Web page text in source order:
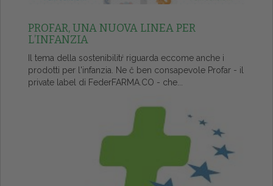
PROFAR, UNA NUOVA LINEA PER
L’INFANZIA
Il tema della sostenibilitŕ riguarda eccome anche i
prodotti per l'infanzia. Ne č ben consapevole Profar - il
private label di FederFARMA.CO - che...